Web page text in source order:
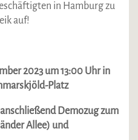
in Hamburg zu
auf!
2023 um 13:00 Uhr in
Platz
Demozug zum
Allee) und